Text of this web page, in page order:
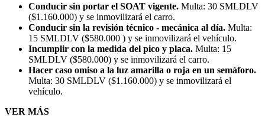
Conducir sin portar el SOAT vigente. Multa: 30 SMLDLV
($1.160.000) y se inmovilizará el carro.
Conducir sin la revisión técnico - mecánica al día. Multa:
15 SMLDLV ($580.000 ) y se inmovilizará el vehículo.
Incumplir con la medida del pico y placa. Multa: 15
SMLDLV ($580.000) y se inmovilizará el carro.
Hacer caso omiso a la luz amarilla o roja en un semáforo.
Multa: 30 SMLDLV ($1.160.000) y se inmovilizará el
vehículo.
VER MÁS